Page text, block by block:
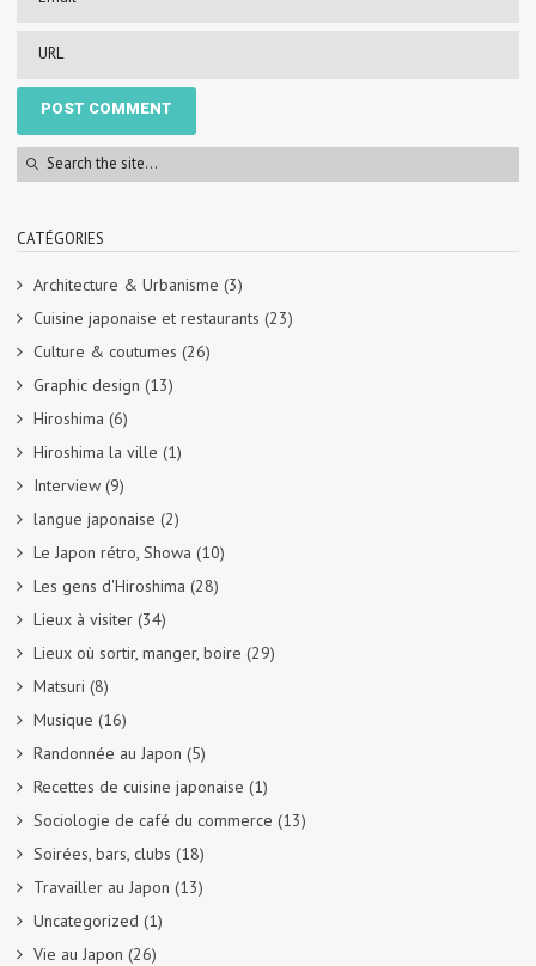
CATÉGORIES
Architecture & Urbanisme (3)
Cuisine japonaise et restaurants (23)
Culture & coutumes (26)
Graphic design (13)
Hiroshima (6)
Hiroshima la ville (1)
Interview (9)
langue japonaise (2)
Le Japon rétro, Showa (10)
Les gens d'Hiroshima (28)
Lieux à visiter (34)
Lieux où sortir, manger, boire (29)
Matsuri (8)
Musique (16)
Randonnée au Japon (5)
Recettes de cuisine japonaise (1)
Sociologie de café du commerce (13)
Soirées, bars, clubs (18)
Travailler au Japon (13)
Uncategorized (1)
Vie au Japon (26)